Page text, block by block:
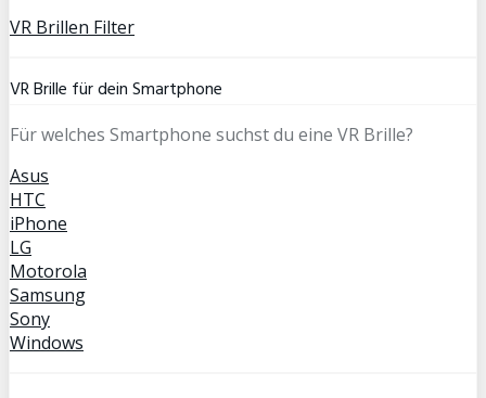
VR Brillen Filter
VR Brille für dein Smartphone
Für welches Smartphone suchst du eine VR Brille?
Asus
HTC
iPhone
LG
Motorola
Samsung
Sony
Windows